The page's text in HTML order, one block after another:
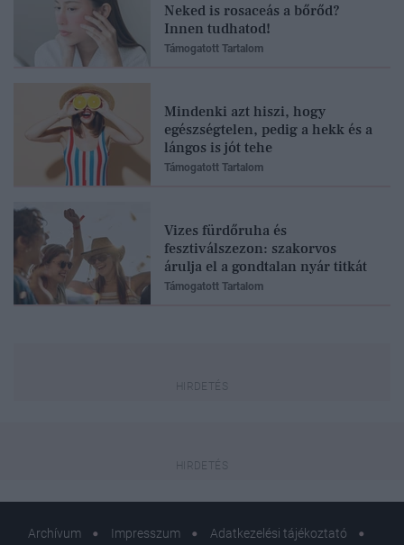
Neked is rosaceás a bőrőd?
Innen tudhatod!
Támogatott Tartalom
Mindenki azt hiszi, hogy
egészségtelen, pedig a hekk és a
lángos is jót tehe
Támogatott Tartalom
Vizes fürdőruha és
fesztiválszezon: szakorvos
árulja el a gondtalan nyár titkát
Támogatott Tartalom
Archívum Impresszum
Adatkezelési tájékoztató